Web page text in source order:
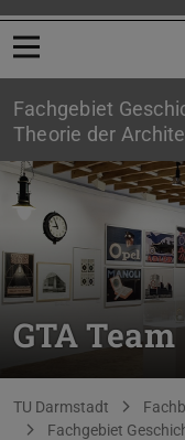
Menü öffnen
Fachgebiet
Theorie der
GTA Team
Sie befinden sich hier:
TU Darmstadt
Fachgebiet